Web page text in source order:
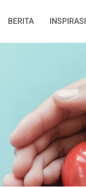
BERITA INSPIRASI